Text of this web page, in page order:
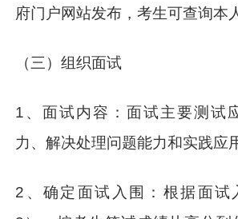
府门户网站发布，考生可查询本
（三）组织面试
1、面试内容：面试主要测试
力、解决处理问题能力和实践应
2、确定面试入围：根据面试